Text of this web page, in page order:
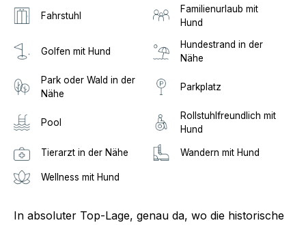
Fahrstuhl
Familienurlaub mit
Hund
Golfen mit Hund
Hundestrand in der
Nähe
Park oder Wald in der
Nähe
Parkplatz
Pool
Rollstuhlfreundlich mit
Hund
Tierarzt in der Nähe Wandern mit Hund
Wellness mit Hund
In absoluter Top-Lage, genau da, wo die historische